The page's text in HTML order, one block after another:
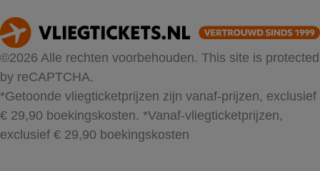
©2026 Alle rechten voorbehouden. This site is protected
by reCAPTCHA.
*Getoonde vliegticketprijzen zijn vanaf-prijzen, exclusief
€ 29,90 boekingskosten. *Vanaf-vliegticketprijzen,
exclusief € 29,90 boekingskosten